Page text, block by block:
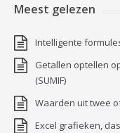
Meest gelezen
Intelligente
Getallen optellen
(SUMIF)
Waarden uit twee
Excel grafieken,